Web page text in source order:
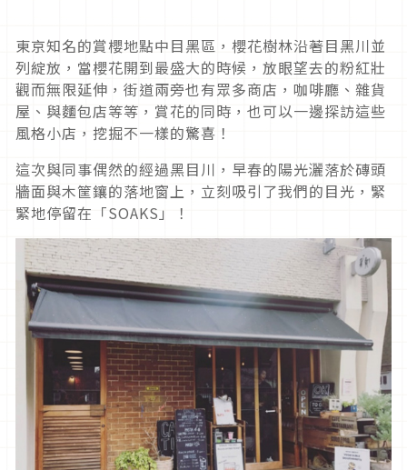
東京知名的賞櫻地點中目黑區，櫻花樹林沿著目黑川並
列綻放，當櫻花開到最盛大的時候，放眼望去的粉紅壯
觀而無限延伸，街道兩旁也有眾多商店，咖啡廳、雜貨
屋、與麵包店等等，賞花的同時，也可以一邊探訪這些
風格小店，挖掘不一樣的驚喜！
這次與同事偶然的經過黑目川，早春的陽光灑落於磚頭
牆面與木筐鑲的落地窗上，立刻吸引了我們的目光，緊
緊地停留在「SOAKS」！